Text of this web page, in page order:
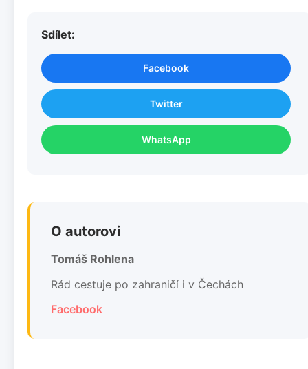
Sdílet:
Facebook
Twitter
WhatsApp
O autorovi
Tomáš Rohlena
Rád cestuje po zahraničí i v Čechách
Facebook